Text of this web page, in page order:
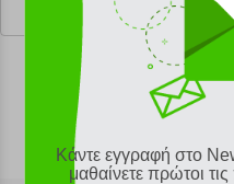
Ελάχιστη 30 ημερών 11.10 €
Προτεινόμενη λιανική 11.10 €
Κάντε εγγραφή στο
μαθαίνετε πρώτοι